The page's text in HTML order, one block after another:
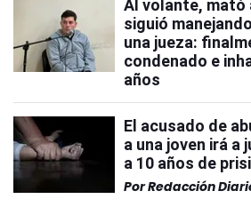
Al volante, mató
siguió
una jueza:
condenado e
años
El acusado de
a una joven irá a
a 10 años de
PorRedacción